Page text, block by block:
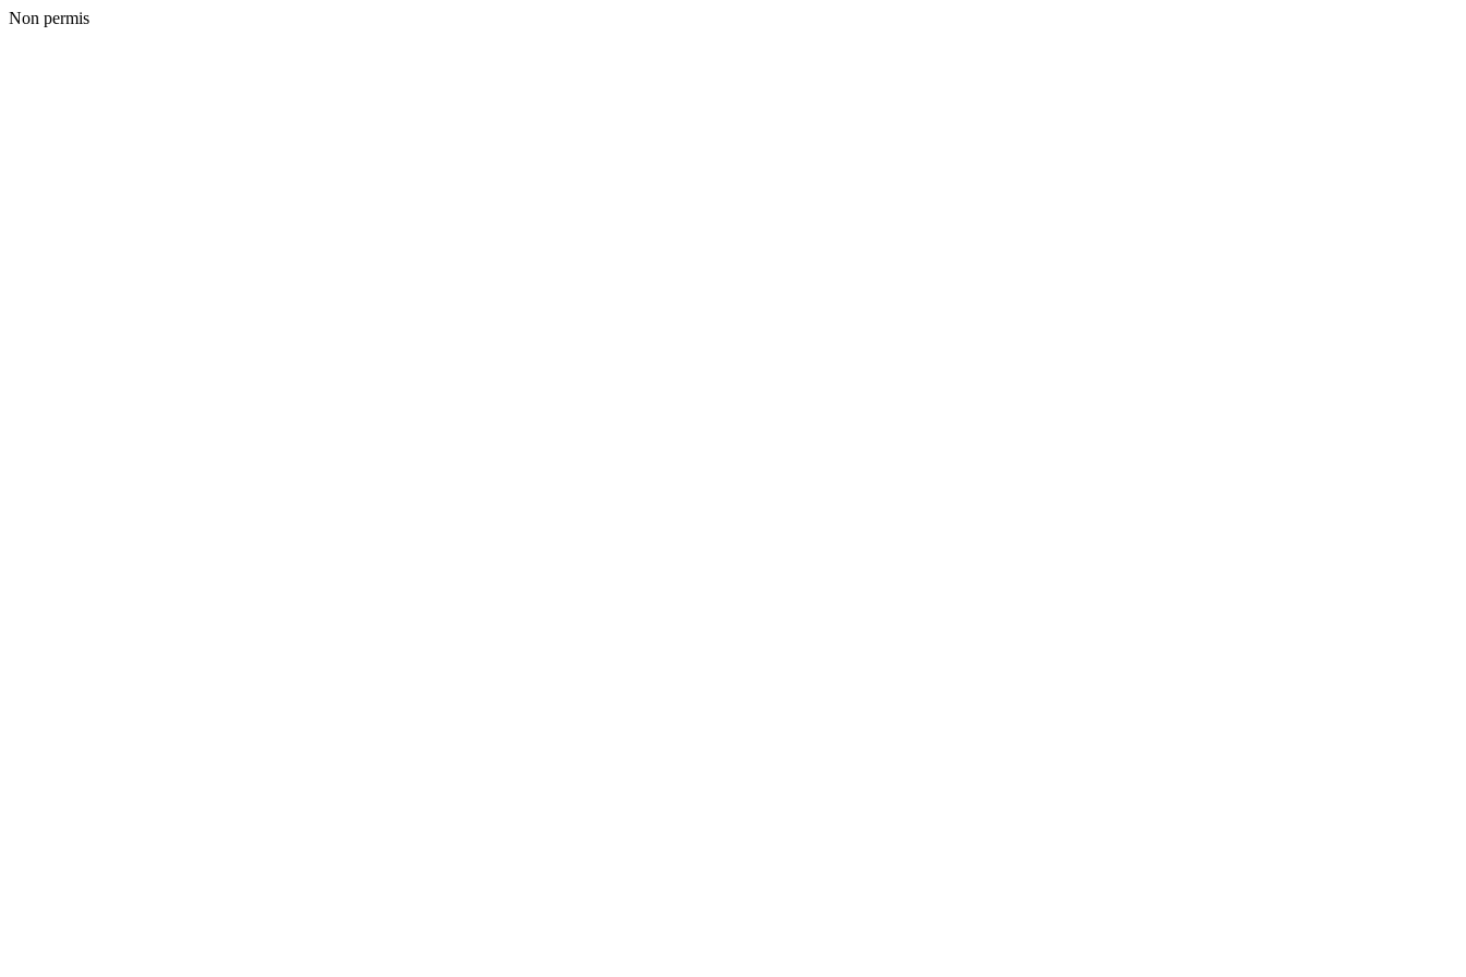
Non permis